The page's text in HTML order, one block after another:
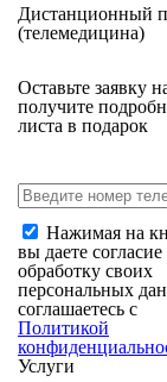
Дистанционный
(телемедицина)
Оставьте заявку
получите
листа в подарок
Нажимая на
вы даете согласие
обработку своих
персональных
соглашаетесь с
Политикой
Услуги